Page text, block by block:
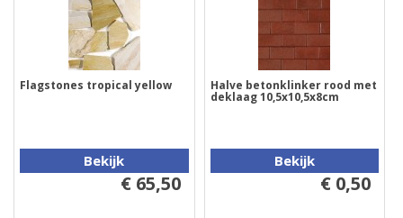
Flagstones tropical yellow
Bekijk
€ 65,50
Halve betonklinker rood met
deklaag 10,5x10,5x8cm
Bekijk
€ 0,50